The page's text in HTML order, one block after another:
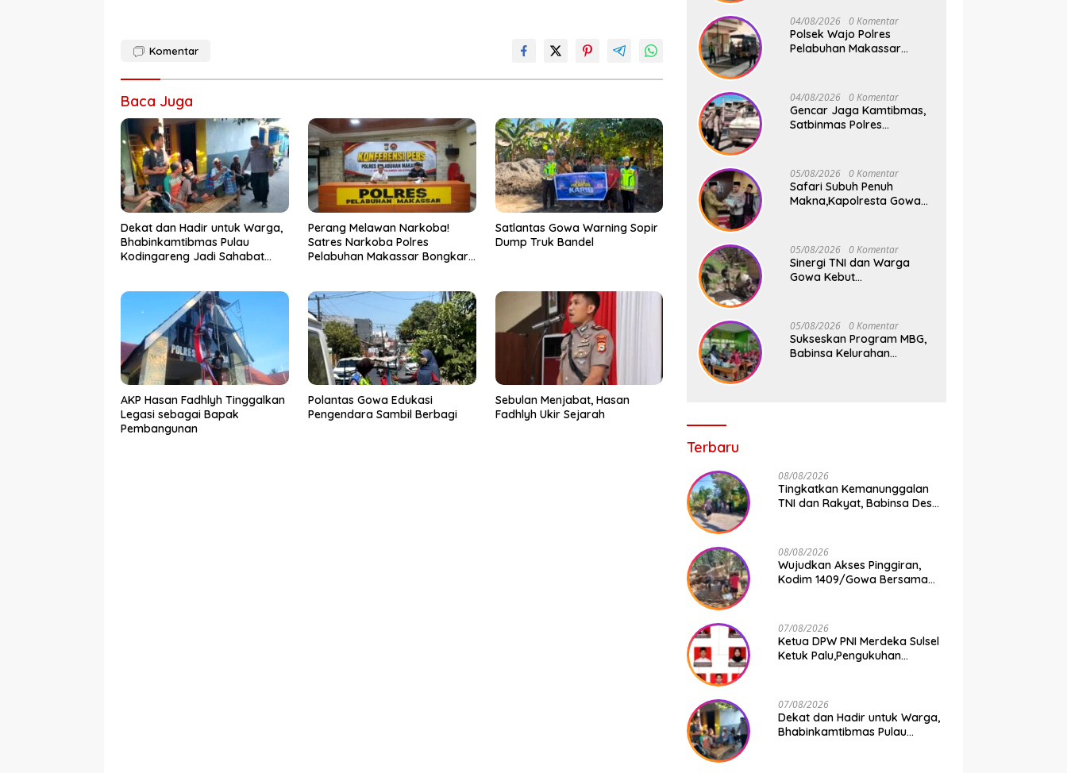
Komentar
Baca Juga
Dekat dan Hadir untuk Warga,
Bhabinkamtibmas Pulau
Kodingareng Jadi Sahabat
Perang Melawan Narkoba!
Satres Narkoba Polres
Pelabuhan Makassar Bongkar
Satlantas Gowa Warning Sopir
Dump Truk Bandel
AKP Hasan Fadhlyh Tinggalkan
Legasi sebagai Bapak
Pembangunan
Polantas Gowa Edukasi
Pengendara Sambil Berbagi
Sebulan Menjabat, Hasan
Fadhlyh Ukir Sejarah
Samapta dan Command
Center Polresta Gowa
04/08/2026 0 Komentar
Polsek Wajo Polres
Pelabuhan Makassar
Rawan Cegah Kejahatan
04/08/2026 0 Komentar
Gencar Jaga Kamtibmas,
Satbinmas Polres
Pelabuhan Paotere
05/08/2026 0 Komentar
Safari Subuh Penuh
Makna,Kapolresta Gowa
05/08/2026 0 Komentar
Sinergi TNI dan Warga
Gowa Kebut
Strategis
05/08/2026 0 Komentar
Sukseskan Program MBG,
Babinsa Kelurahan
Terbaru
08/08/2026
Tingkatkan Kemanunggalan
TNI dan Rakyat, Babinsa Desa
Bakti
08/08/2026
Wujudkan Akses Pinggiran,
Kodim 1409/Gowa Bersama
07/08/2026
Ketua DPW PNI Merdeka Sulsel
Ketuk Palu,Pengukuhan
07/08/2026
Dekat dan Hadir untuk Warga,
Bhabinkamtibmas Pulau